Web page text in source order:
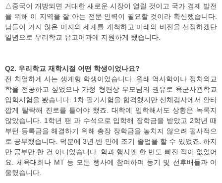
△중국이 개방되면 거대한 새로운 시장이 열릴 것이고 국가 경제 발전
을 위해 이 지역을 잘 아는 전문 인력이 필요할 것이라 확신했습니다.
남들이 가지 않은 미지의 세계를 개척하고 미래의 비전을 선점하겠단
일념으로 우리학교 유고어과에 지원하게 됐습니다.
Q2. 우리학교 재학시절 어떤 학생이었나요?
전 치열하게 사는 생계형 학생이었습니다. 원래 역사학이나 정치외교
학을 전공하고 싶었으나 가정 형편상 부모님의 권유로 육군사관학교
입학시험을 봤습니다. 1차 필기시험을 합격했지만 신체검사에서 안타
깝게 탈락해 진로를 틀어야 했죠. 대학에 입학해서도 상황은 녹록지
않았습니다. 1학년 땐 과 수석으로 입학해 장학금을 받았고 2학년 때
부턴 등록금을 해결하기 위해 총장 장학금을 놓치지 않으려 필사적으
로 공부했습니다. 덕분에 3년 반 만에 조기 졸업을 할 수 있었죠. 하지
만 공부만 한 건 아니었습니다. 학과 행사엔 한 번도 빠진 적이 없었어
요. 체육대회나 MT 등 모든 행사에 참여하며 동기 및 선후배들과 어
울렸습니다.